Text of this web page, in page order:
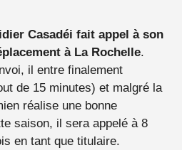
Casadéi fait appel à son
à La Rochelle.
il entre finalement
de 15 minutes) et malgré la
réalise une bonne
saison, il sera appelé à 8
en tant que titulaire.